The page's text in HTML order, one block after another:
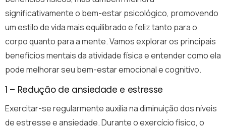
significativamente o bem-estar psicológico, promovendo
um estilo de vida mais equilibrado e feliz tanto para o
corpo quanto para a mente. Vamos explorar os principais
benefícios mentais da atividade física e entender como ela
pode melhorar seu bem-estar emocional e cognitivo.
1 – Redução de ansiedade e estresse
Exercitar-se regularmente auxilia na diminuição dos níveis
de estresse e ansiedade. Durante o exercício físico, o